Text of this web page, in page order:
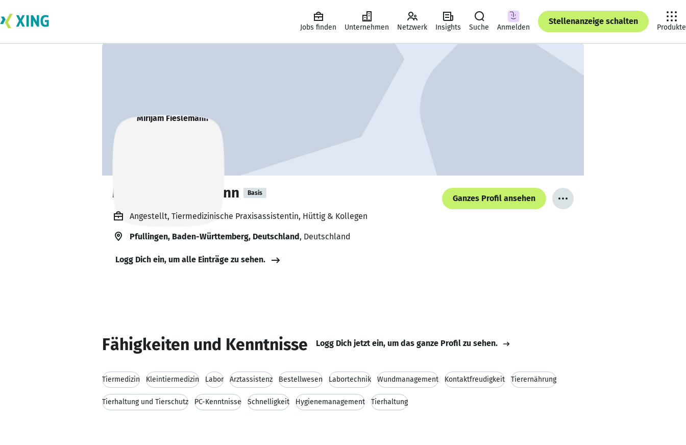
Jobs finden Unternehmen Netzwerk Insights Suche Anmelden
Stellenanzeige schalten
Produkte
Mirijam Fieslemann Basis
Ganzes Profil ansehen
Angestellt, Tiermedizinische Praxisassistentin, Hüttig & Kollegen
Pfullingen, Baden-Württemberg, Deutschland, Deutschland
Logg Dich ein, um alle Einträge zu sehen.
Fähigkeiten und Kenntnisse Logg Dich jetzt ein, um das ganze Profil zu sehen.
Tiermedizin Kleintiermedizin Labor Arztassistenz Bestellwesen Labortechnik Wundmanagement Kontaktfreudigkeit Tierernährung
Tierhaltung und Tierschutz PC-Kenntnisse Schnelligkeit Hygienemanagement Tierhaltung